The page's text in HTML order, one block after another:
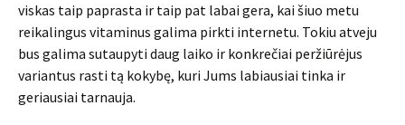
viskas taip paprasta ir taip pat labai gera, kai šiuo metu
reikalingus vitaminus galima pirkti internetu. Tokiu atveju
bus galima sutaupyti daug laiko ir konkrečiai peržiūrėjus
variantus rasti tą kokybę, kuri Jums labiausiai tinka ir
geriausiai tarnauja.